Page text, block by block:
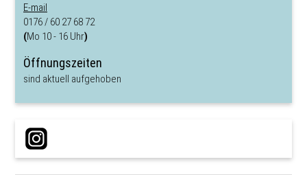
E-mail
0176 / 60 27 68 72
(Mo 10 - 16 Uhr)
Öffnungszeiten
sind aktuell aufgehoben